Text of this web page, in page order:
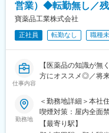
営業）◆転勤無し／
寶薬品工業株式会社
正社員 転勤なし 職種
仕事内容
【医薬品の知識が無
方にオススメ◎／将
■職務概要：
郡山市で配置薬販売
の販売を担当してい
勤務地
＜勤務地詳細＞本社
喫煙対策：屋内全面
【最寄り駅】